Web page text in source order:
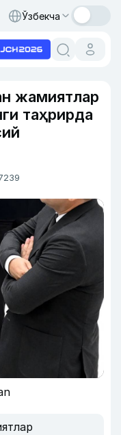
Ўзбекча
жамиятлар
таҳрирда